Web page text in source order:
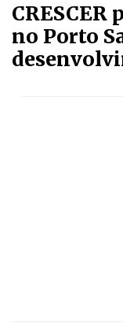
no Porto